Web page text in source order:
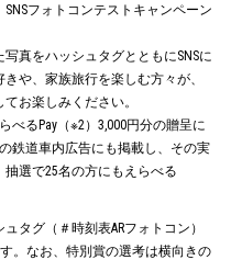
フォトコンテストキャンペーン
真をハッシュタグとともにSNSに
や、家族旅行を楽しむ方々が、
お楽しみください。
るPay（※2）3,000円分の贈呈に
鉄道車内広告にも掲載し、その実
選で25名の方にもえらべる
タグ（＃時刻表ARフォトコン）
。なお、特別賞の選考は横向きの